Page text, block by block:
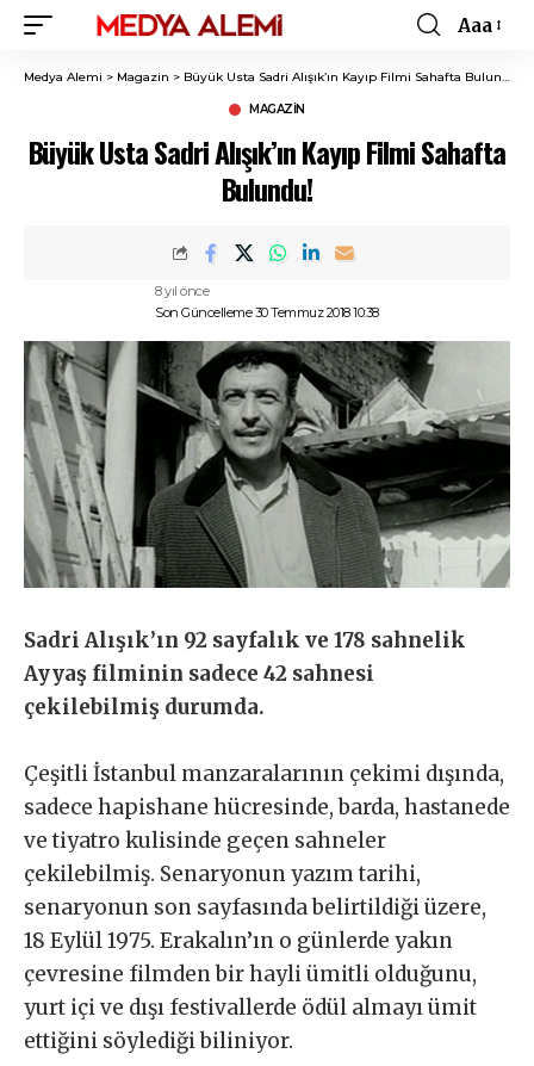
Font
Resizer
Aaa
Medya Alemi > Magazin > Büyük Usta Sadri Alışık’ın Kayıp Filmi Sahafta Bulundu!
MAGAZIN
Büyük Usta Sadri Alışık’ın Kayıp Filmi Sahafta
Bulundu!
Son Güncelleme 30 Temmuz 2018 10:38
8 yıl önce
Sadri Alışık’ın 92 sayfalık ve 178 sahnelik
Ayyaş filminin sadece 42 sahnesi
çekilebilmiş durumda.
Çeşitli İstanbul manzaralarının çekimi dışında,
sadece hapishane hücresinde, barda, hastanede
ve tiyatro kulisinde geçen sahneler
çekilebilmiş. Senaryonun yazım tarihi,
senaryonun son sayfasında belirtildiği üzere,
18 Eylül 1975. Erakalın’ın o günlerde yakın
çevresine filmden bir hayli ümitli olduğunu,
yurt içi ve dışı festivallerde ödül almayı ümit
ettiğini söylediği biliniyor.